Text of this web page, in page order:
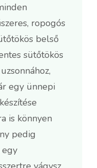
ropogós
belső
sütőtökös
egy ünnepi
is könnyen
pedig
egy